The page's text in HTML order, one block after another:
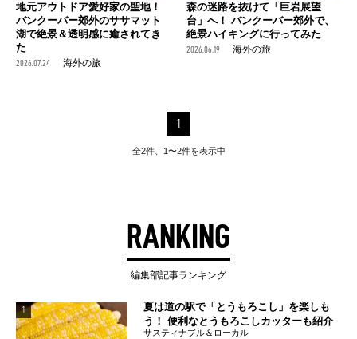
地元アウトドア愛好家の聖地！
バンクーバー郊外のササマット
湖で絶景＆透明感に癒されてき
た
2026.07.24 海外の旅
森の迷路を抜けて「巨岩展望
台」へ！ バンクーバー郊外で、
絶景ハイキングに行ってみた
2026.06.19 海外の旅
1
全2件、1〜2件を表示中
RANKING
編集部記事ランキング
1
夏は道の駅で「とうもろこし」を楽しも
う！ 便利なとうもろこしカッターも紹介
サスティナブル＆ローカル